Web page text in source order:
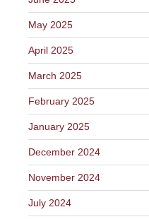
May 2025
April 2025
March 2025
February 2025
January 2025
December 2024
November 2024
July 2024